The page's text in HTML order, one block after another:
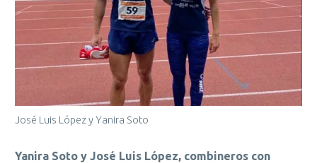
José Luis López y Yanira Soto
Yanira Soto y José Luis López, combineros con